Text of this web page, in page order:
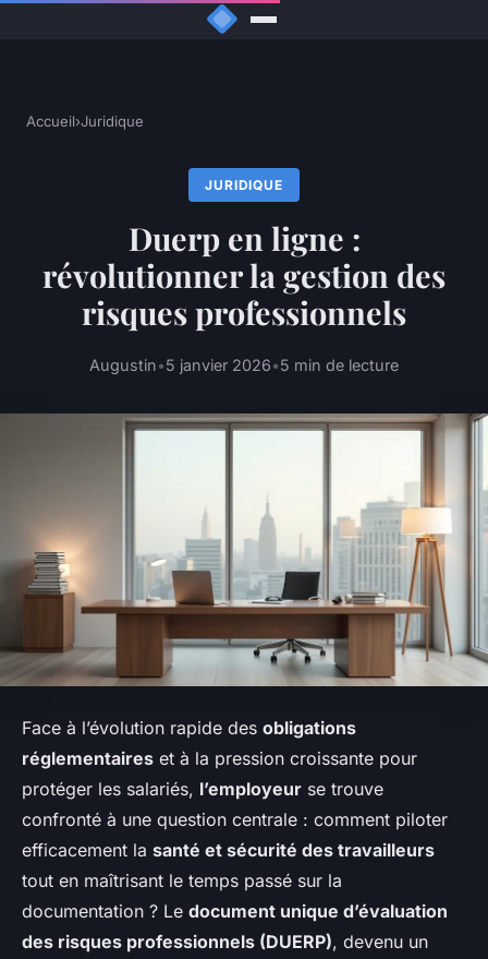
Accueil›Juridique
JURIDIQUE
Duerp en ligne :
révolutionner la gestion des
risques professionnels
Augustin•5 janvier 2026•5 min de lecture
Face à l’évolution rapide des obligations
réglementaires et à la pression croissante pour
protéger les salariés, l’employeur se trouve
confronté à une question centrale : comment piloter
efficacement la santé et sécurité des travailleurs
tout en maîtrisant le temps passé sur la
documentation ? Le document unique d’évaluation
des risques professionnels (DUERP), devenu un